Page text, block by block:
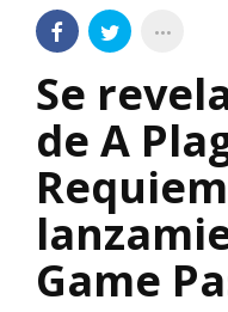
Se
de A
Game